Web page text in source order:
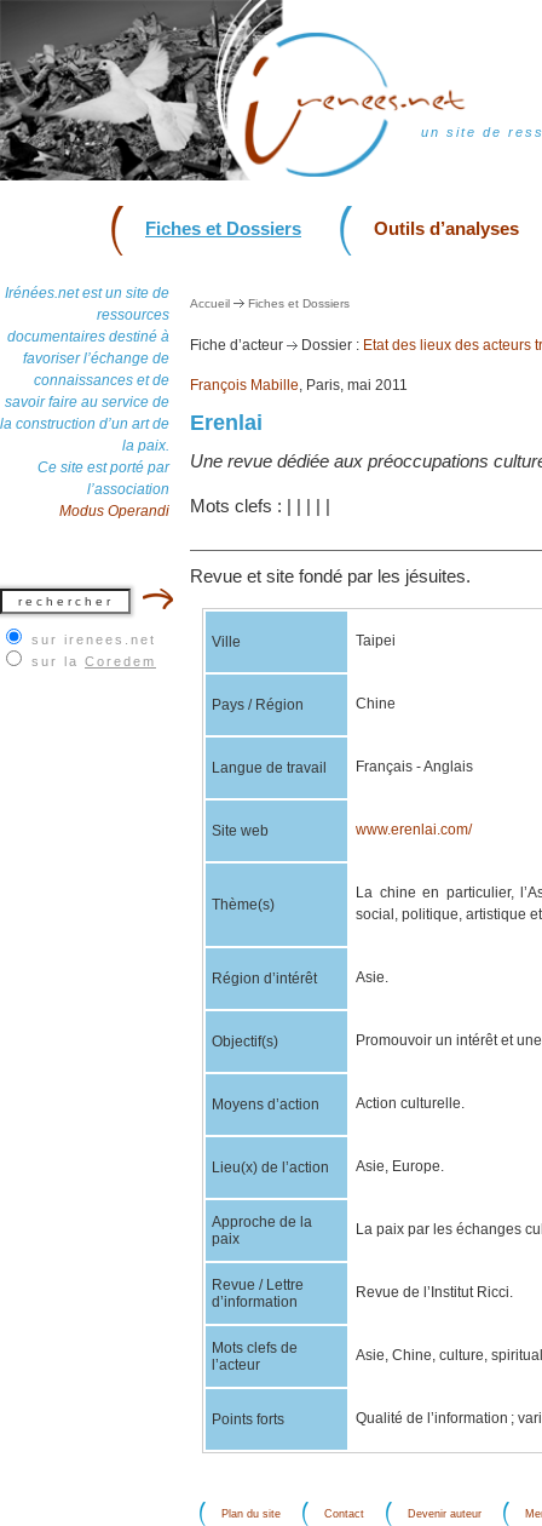
un site de
Fiches et Dossiers Outils d’analyses
Irénées.net est un site de
ressources
documentaires destiné à
favoriser l’échange de
connaissances et de
savoir faire au service de
la construction d’un art de
la paix.
Ce site est porté par
l’association
Modus Operandi
sur irenees.net
sur la Coredem
Accueil Fiches et Dossiers
Fiche d’acteur Dossier : Etat des lieux des acteurs
François Mabille, Paris, mai 2011
Erenlai
Une revue dédiée aux préoccupations
Mots clefs : | | | | |
Revue et site fondé par les jésuites.
Ville Taipei
Pays / Région Chine
Langue de travail Français - Anglais
Site web www.erenlai.com/
Thème(s)
La chine en particulier,
social, politique, artistique
Région d’intérêt Asie.
Objectif(s) Promouvoir un intérêt et
Moyens d’action Action culturelle.
Lieu(x) de l’action Asie, Europe.
Approche de la
paix
La paix par les échanges
Revue / Lettre
d’information
Revue de l’Institut Ricci.
Mots clefs de
l’acteur
Asie, Chine, culture,
Points forts Qualité de l’information ;
Plan du site Contact Devenir auteur